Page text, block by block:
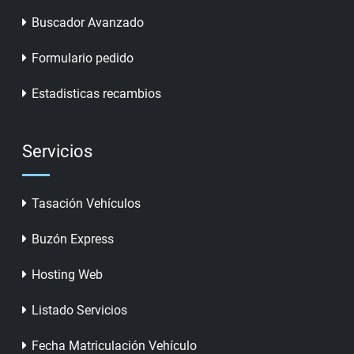
Buscador Avanzado
Formulario pedido
Estadisticas recambios
Servicios
Tasación Vehículos
Buzón Express
Hosting Web
Listado Servicios
Fecha Matriculación Vehículo